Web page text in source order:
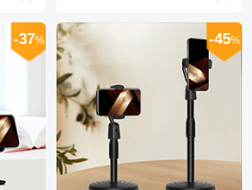
-37% -45%